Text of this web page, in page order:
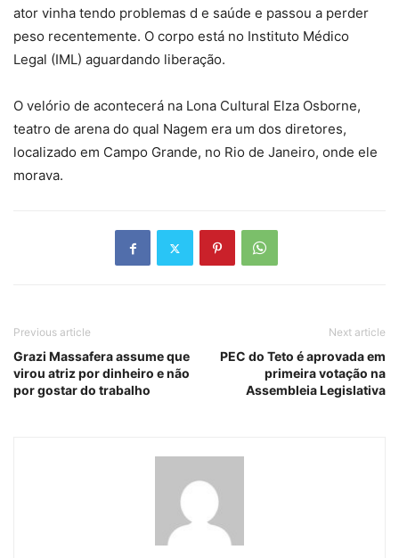
ator vinha tendo problemas d e saúde e passou a perder
peso recentemente. O corpo está no Instituto Médico
Legal (IML) aguardando liberação.
O velório de acontecerá na Lona Cultural Elza Osborne,
teatro de arena do qual Nagem era um dos diretores,
localizado em Campo Grande, no Rio de Janeiro, onde ele
morava.
Previous article
Grazi Massafera assume que
virou atriz por dinheiro e não
por gostar do trabalho
Next article
PEC do Teto é aprovada em
primeira votação na
Assembleia Legislativa